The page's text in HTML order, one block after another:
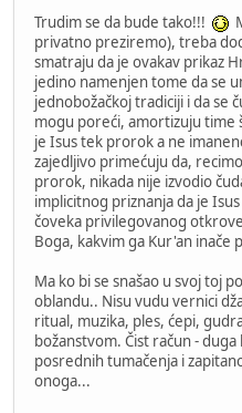
Trudim se da bude tako!!!
privatno preziremo), treba
smatraju da je ovakav prikaz
jedino namenjen tome da se
jednobožačkoj tradiciji i da se
mogu poreći, amortizuju time
je Isus tek prorok a ne
zajedljivo primećuju da,
prorok, nikada nije izvodio
implicitnog priznanja da je
čoveka privilegovanog
Boga, kakvim ga Kur'an inače
Ma ko bi se snašao u svoj toj
oblandu.. Nisu vudu vernici
ritual, muzika, ples, ćepi,
božanstvom. Čist račun -
posrednih tumačenja i
onoga...